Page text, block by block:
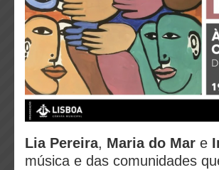
Lia Pereira, Maria do Mar e
música e das comunidades